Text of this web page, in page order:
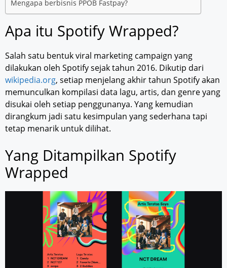
Mengapa berbisnis PPOB Fastpay?
Apa itu Spotify Wrapped?
Salah satu bentuk viral marketing campaign yang
dilakukan oleh Spotify sejak tahun 2016. Dikutip dari
wikipedia.org, setiap menjelang akhir tahun Spotify akan
memunculkan kompilasi data lagu, artis, dan genre yang
disukai oleh setiap penggunanya. Yang kemudian
dirangkum jadi satu kesimpulan yang sederhana tapi
tetap menarik untuk dilihat.
Yang Ditampilkan Spotify
Wrapped